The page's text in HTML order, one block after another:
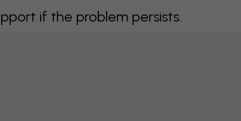
if the problem persists.